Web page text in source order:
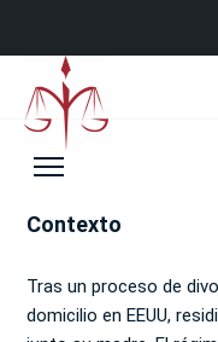
Contexto
Tras un proceso de
domicilio en EEUU,